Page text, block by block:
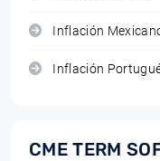
Inflación
Inflación
CME TERM